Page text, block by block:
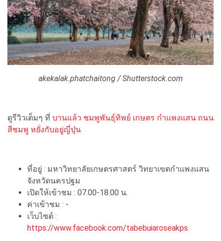
akekalak.phatchaitong / Shutterstock.com
ดูรีวิวเต็มๆ ที่ บานแล้ว ชมพูพันธุ์ทิพย์ เกษตร กำแพงแสน ถนน
สีชมพู หยั่งกับอยู่ญี่ปุ่น
ที่อยู่ : มหาวิทยาลัยเกษตรศาสตร์ วิทยาเขตกำแพงแสน
จังหวัดนครปฐม
เปิดให้เข้าชม : 07.00-18.00 น.
ค่าเข้าชม : -
เว็บไซต์ :
https://www.facebook.com/tabebuiaroseakps